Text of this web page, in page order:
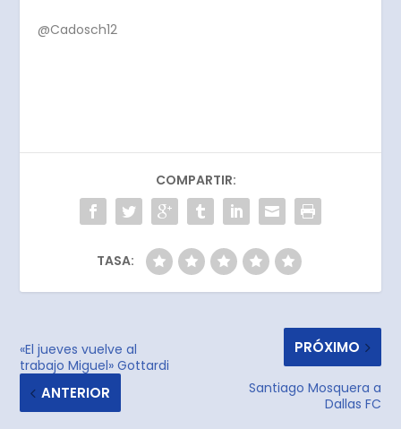
@Cadosch12
COMPARTIR:
TASA:
«El jueves vuelve al
trabajo Miguel» Gottardi
ANTERIOR
PRÓXIMO
Santiago Mosquera a
Dallas FC